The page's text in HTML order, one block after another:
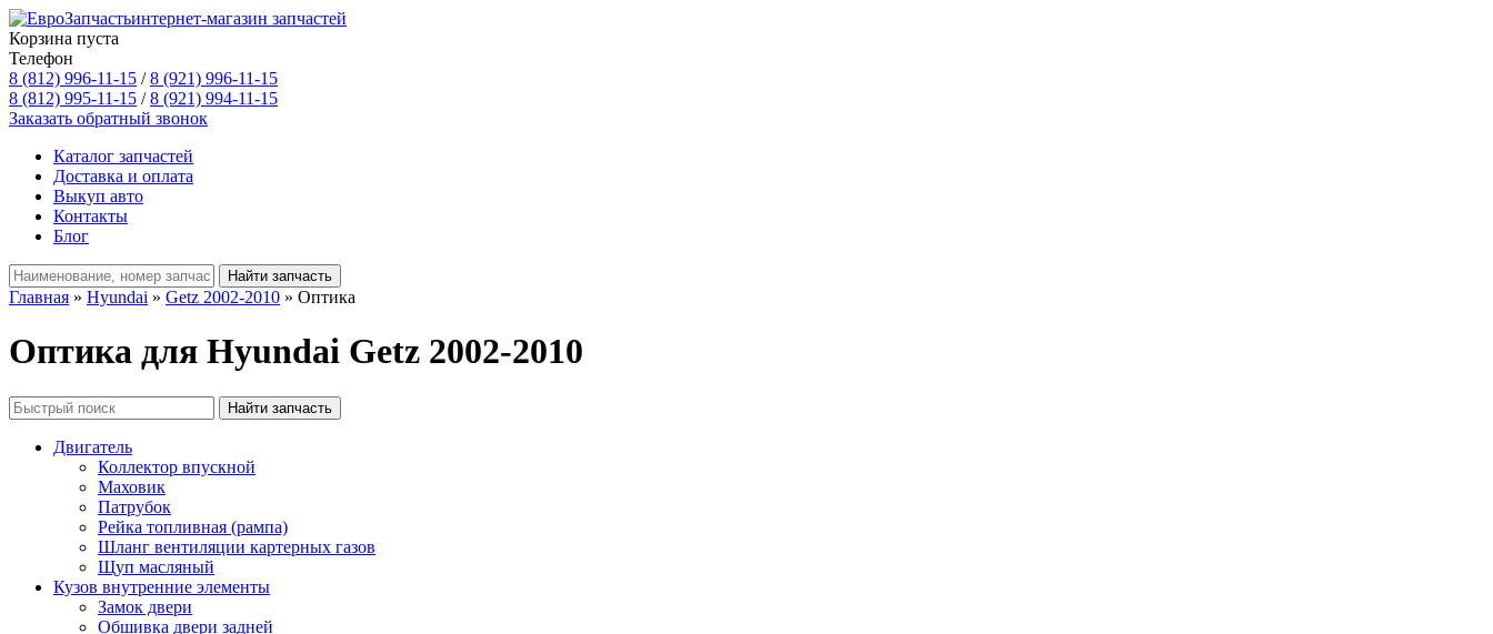
интернет-магазин запчастей
Корзина пуста
Телефон
8 (812) 996-11-15 /8 (921) 996-11-15
8 (812) 995-11-15 /8 (921) 994-11-15
Заказать обратный звонок
Каталог запчастей
Доставка и оплата
Выкуп авто
Контакты
Блог
Главная » Hyundai » Getz 2002-2010 » Оптика
Оптика для Hyundai Getz 2002-2010
Двигатель
Коллектор впускной
Маховик
Патрубок
Рейка топливная (рампа)
Шланг вентиляции картерных газов
Щуп масляный
Кузов внутренние элементы
Замок двери
Обшивка двери задней